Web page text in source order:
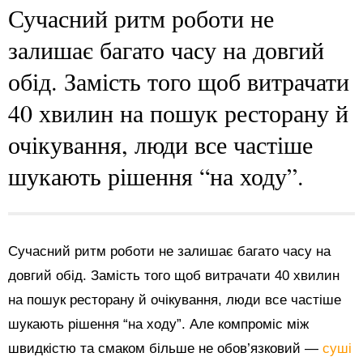
Сучасний ритм роботи не
залишає багато часу на довгий
обід. Замість того щоб витрачати
40 хвилин на пошук ресторану й
очікування, люди все частіше
шукають рішення “на ходу”.
Сучасний ритм роботи не залишає багато часу на
довгий обід. Замість того щоб витрачати 40 хвилин
на пошук ресторану й очікування, люди все частіше
шукають рішення “на ходу”. Але компроміс між
швидкістю та смаком більше не обов’язковий — суші